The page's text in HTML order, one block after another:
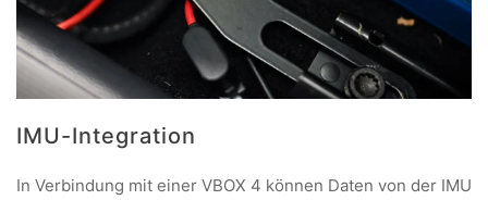
IMU-Integration
In Verbindung mit einer VBOX 4 können Daten von der IMU